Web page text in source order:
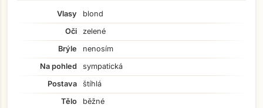
Vlasy
blond
Oči
zelené
Brýle
nenosím
Na pohled
sympatická
Postava
štíhlá
Tělo
běžné